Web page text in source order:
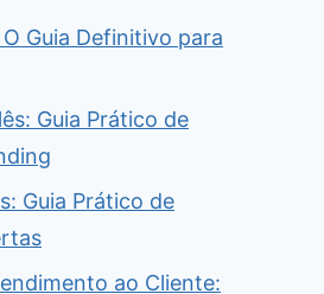
Guia Definitivo para
Guia Prático de
Guia Prático de
ao Cliente: